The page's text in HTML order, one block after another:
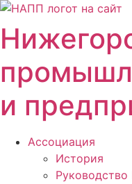
Перейти
содержимому
и
Ассоциация
История